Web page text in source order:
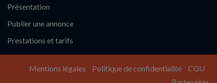
Présentation
Publier une annonce
Prestations et tarifs
Mentions légales Politique de confidentialité
CGU